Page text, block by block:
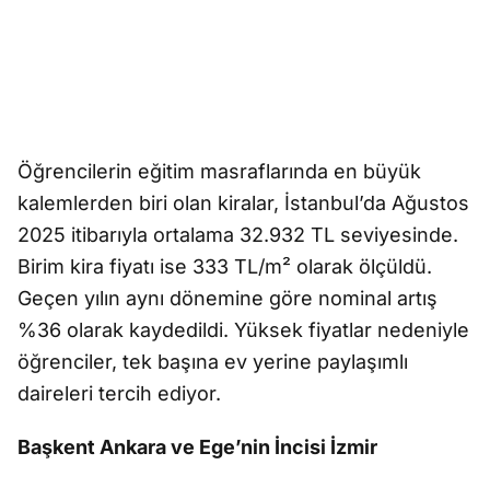
Öğrencilerin eğitim masraflarında en büyük
kalemlerden biri olan kiralar, İstanbul’da Ağustos
2025 itibarıyla ortalama 32.932 TL seviyesinde.
Birim kira fiyatı ise 333 TL/m² olarak ölçüldü.
Geçen yılın aynı dönemine göre nominal artış
%36 olarak kaydedildi. Yüksek fiyatlar nedeniyle
öğrenciler, tek başına ev yerine paylaşımlı
daireleri tercih ediyor.
Başkent Ankara ve Ege’nin İncisi İzmir